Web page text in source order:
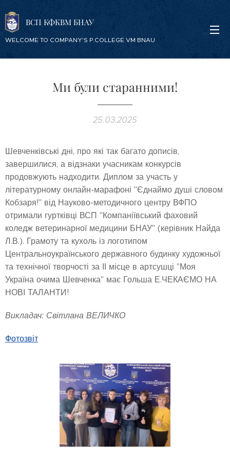
ВСП КФКВМ БНАУ
WELCOME TO COMPANY'S P.COLLEGE VM BNAU
Ми були старанними!
25.03.2025
Шевченківські дні, про які так багато дописів,
завершилися, а відзнаки учасникам конкурсів
продовжують надходити. Диплом за участь у
літературному онлайн-марафоні "Єднаймо душі словом
Кобзаря!" від Науково-методичного центру ВФПО
отримали гуртківці ВСП "Компаніївський фаховий
коледж ветеринарної медицини БНАУ" (керівник Найда
Л.В.). Грамоту та кухоль із логотипом
Центральноукраїнського державного будинку художньої
та технічної творчості за ІІ місце в артсушці "Моя
Україна очима Шевченка" має Гольша Е.ЧЕКАЄМО НА
НОВІ ТАЛАНТИ!
Викладач: Світлана ВЕЛИЧКО
Фотозвіт